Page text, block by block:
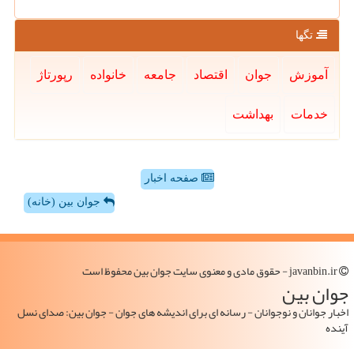
تگها
آموزش جوان اقتصاد جامعه خانواده رپورتاژ
خدمات بهداشت
صفحه اخبار
جوان بین (خانه)
جوان بین
اخبار جوانان و نوجوانان - رسانه ای برای اندیشه های جوان - جوان بین: صدای نسل
آینده